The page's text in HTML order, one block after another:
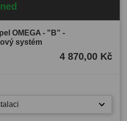
OMEGA - "B" -
systém
4 870,00 Kč